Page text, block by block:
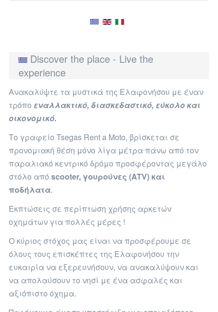
Discover the place - Live the
experience
Aνακαλύψτε τα μυστικά της Ελαφονήσου με έναν
τρόπο εναλλακτικό, διασκεδαστικό, εύκολο και
οικονομικό.
Το γραφείο Tsegas Rent a Moto, βρίσκεται σε
προνομιακή θέση μόνο λίγα μέτρα πάνω από τον
παραλιακό κεντρικό δρόμο προσφέροντας μεγάλο
στόλο από scooter, γουρούνες (ATV) και
ποδήλατα.
Εκπτώσεις σε περίπτωση χρήσης αρκετών
οχημάτων για πολλές μέρες !
Ο κύριος στόχος μας είναι να προσφέρουμε σε
όλους τους επισκέπτες της Ελαφονήσου την
ευκαιρία να εξερευνήσουν, να ανακαλύψουν και
να απολαύσουν το νησί με ένα ασφαλές και
αξιόπιστο όχημα.